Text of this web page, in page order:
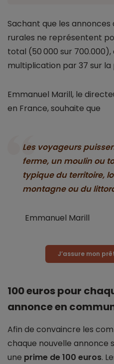
Sachant que les
rurales ne représentent
total (50 000 sur
multiplication par 37 sur la
Emmanuel Marill, le
en France, souhaite que
Les voyageurs
ferme, un moulin ou
typique du territoire,
montagne ou du
Emmanuel Marill
J’assure mon
100 euros pour
annonce en
Afin de convaincre les
chaque nouvelle annonce
une prime de 100 euros.